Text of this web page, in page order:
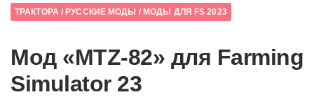
ТРАКТОРА/ РУССКИЕ МОДЫ / МОДЫ ДЛЯ FS 2023
Мод «MTZ-82» для Farming
Simulator 23